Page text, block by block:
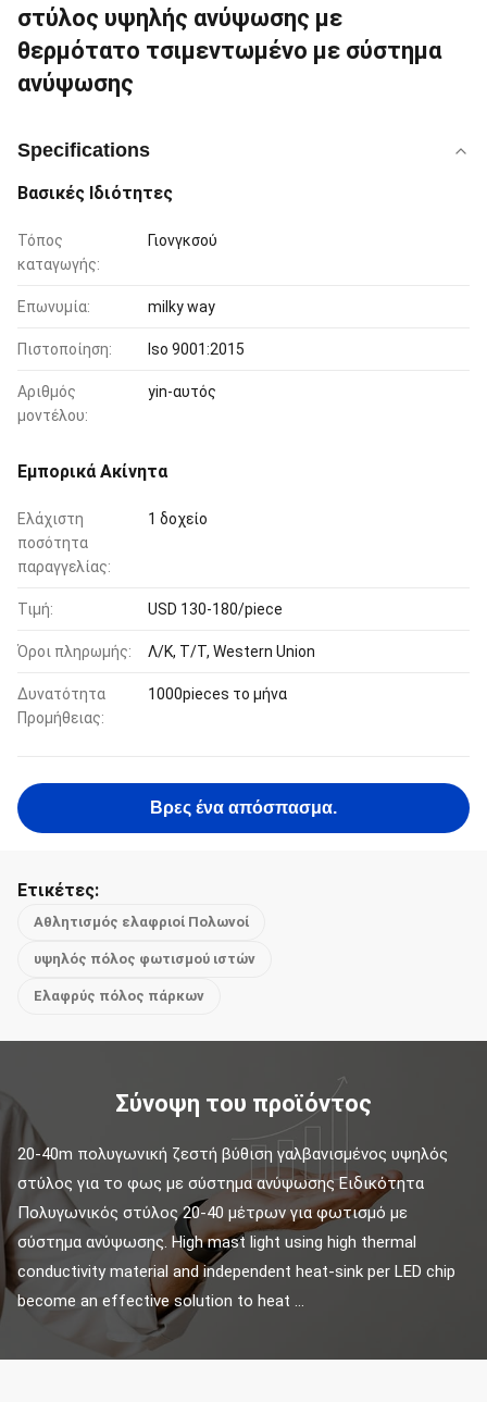
στύλος υψηλής ανύψωσης με
θερμότατο τσιμεντωμένο με σύστημα
ανύψωσης
Specifications
Βασικές Ιδιότητες
Τόπος
καταγωγής:
Γιονγκσού
Επωνυμία: milky way
Πιστοποίηση: Iso 9001:2015
Αριθμός
μοντέλου:
yin-αυτός
Εμπορικά Ακίνητα
Ελάχιστη
ποσότητα
παραγγελίας:
1 δοχείο
Τιμή: USD 130-180/piece
Όροι πληρωμής: Λ/Κ, Τ/Τ, Western Union
Δυνατότητα
Προμήθειας:
1000pieces το μήνα
Βρες ένα απόσπασμα.
Ετικέτες:
Αθλητισμός ελαφριοί Πολωνοί
υψηλός πόλος φωτισμού ιστών
Ελαφρύς πόλος πάρκων
Σύνοψη του προϊόντος
20-40m πολυγωνική ζεστή βύθιση γαλβανισμένος υψηλός
στύλος για το φως με σύστημα ανύψωσης Ειδικότητα
Πολυγωνικός στύλος 20-40 μέτρων για φωτισμό με
σύστημα ανύψωσης. High mast light using high thermal
conductivity material and independent heat-sink per LED chip
become an effective solution to heat ...